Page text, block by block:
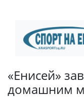
«Енисей»
домашним